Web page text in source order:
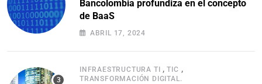
Bancolombia profundiza en el concepto
de BaaS
ABRIL 17, 2024
INFRAESTRUCTURA TI ,TIC ,
TRANSFORMACIÓN DIGITAL.